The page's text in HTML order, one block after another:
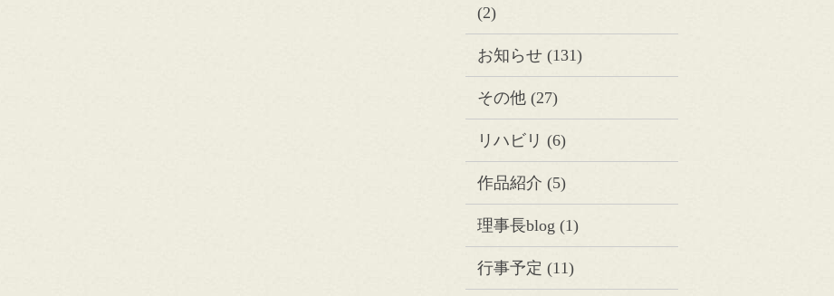
(2)
お知らせ(131)
その他(27)
リハビリ (6)
作品紹介 (5)
理事長blog (1)
行事予定 (11)